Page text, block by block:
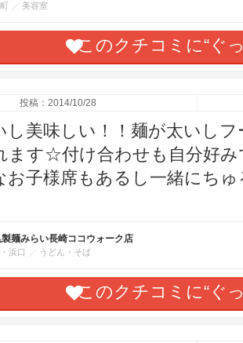
美容室
このクチコミに“ぐ
投稿：2014/10/28
し美味しい！！麺が太いし
ます☆付け合わせも自分好
お子様席もあるし一緒にち
製麺みらい長崎ココウォーク店
浜口 うどん・そば
このクチコミに“ぐ